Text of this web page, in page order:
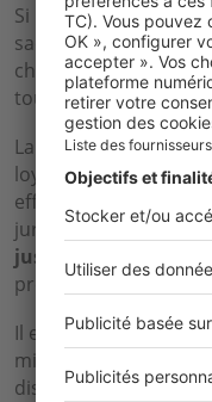
Si l’on associe
sachez que vous
choisissant un
toutes les
La location d’un
loyers impayés, mais
effet être
juridiques peuvent
jusqu’à 7 000 €
dans
propriétaire, et
Il est donc essentiel
mieux, et vous offrir
disposer, on relève :